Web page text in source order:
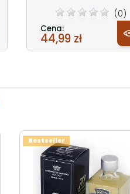
(0)
Cena:
44,99 zł
Bestseller